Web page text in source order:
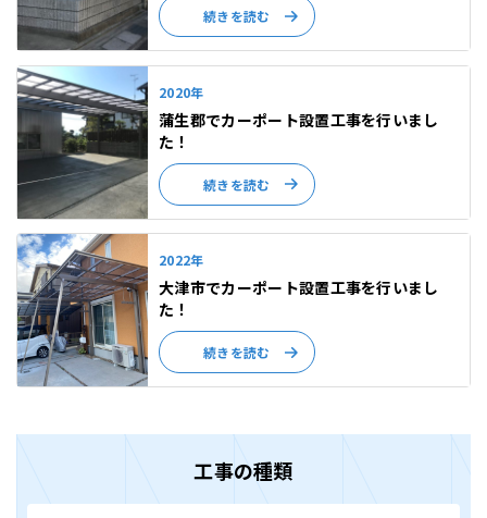
工事の種類
続きを読む
2020年
蒲生郡でカーポート設置工事を行いまし
た！
続きを読む
2022年
大津市でカーポート設置工事を行いまし
た！
続きを読む